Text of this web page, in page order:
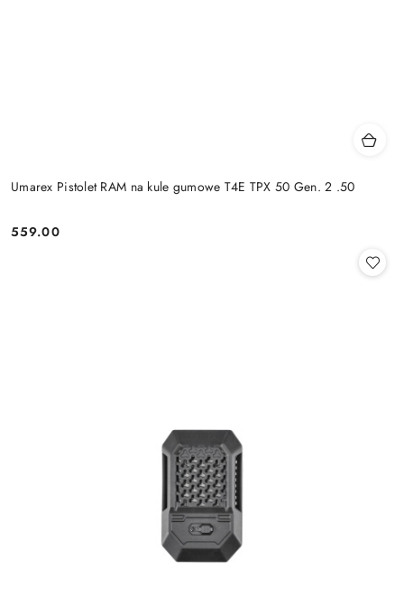
Umarex Pistolet RAM na kule gumowe T4E TPX 50 Gen. 2 .50
Cena:
559.00